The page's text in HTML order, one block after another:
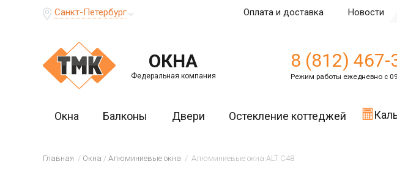
Санкт-Петербург Оплата и доставка Новости
ОКНА
Федеральная компания
8 (812) 467-
Режим работы ежедневно с
Окна Балконы Двери Остекление коттеджей
Главная Окна Алюминиевые окна Алюминиевые окна ALT C48